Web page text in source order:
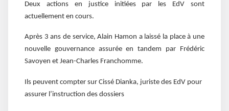
Deux actions en justice initiées par les EdV sont
actuellement en cours.
Après 3 ans de service, Alain Hamon a laissé la place à une
nouvelle gouvernance assurée en tandem par Frédéric
Savoyen et Jean-Charles Franchomme.
Ils peuvent compter sur Cissé Dianka, juriste des EdV pour
assurer l’instruction des dossiers